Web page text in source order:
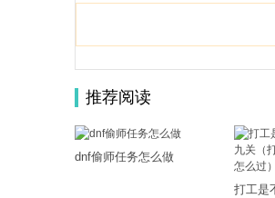
推荐阅读
dnf偷师任务怎么做
打工是